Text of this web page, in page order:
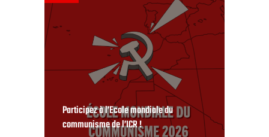
Participez à l’Ecole mondiale du
communisme de l’ICR !